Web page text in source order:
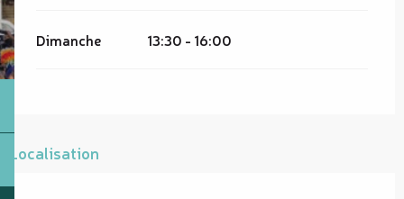
Dimanche 13:30 - 16:00
Localisation